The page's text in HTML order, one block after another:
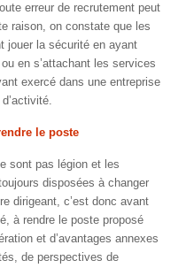
erreur de recrutement peut
raison, on constate que les
jouer la sécurité en ayant
en s’attachant les services
exercé dans une entreprise
le poste
sont pas légion et les
disposées à changer
dirigeant, c’est donc avant
à rendre le poste proposé
et d’avantages annexes
de perspectives de